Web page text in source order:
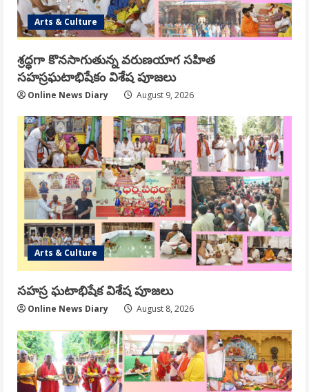
Arts & Culture
శ్రద్ధగా కొనసాగుతున్న వరుణయాగ సహిత
సహస్రఘటాభిషేకం విశేష పూజలు
Online News Diary August 9, 2026
Arts & Culture
సహస్ర ఘటాభిషేక విశేష పూజలు
Online News Diary August 8, 2026